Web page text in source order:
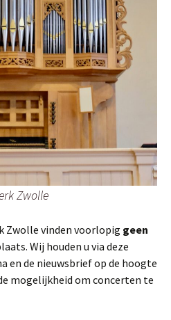
Zwolle
Zwolle vinden voorlopig geen
Wij houden u via deze
en de nieuwsbrief op de hoogte
mogelijkheid om concerten te